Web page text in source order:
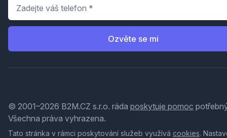
Ozvěte se mi
© 2001–2026 B2M.CZ s.r.o. ráda poskytuje pomoc
Všechna práva vyhrazena.
Tato stránka v rámci poskytování služeb využívá cookies.